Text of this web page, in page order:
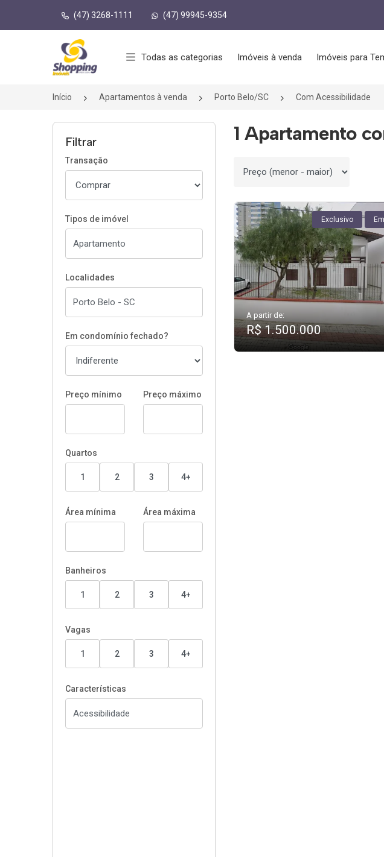
(47) 3268-1111 (47) 99945-9354
Página inicial
Todas as categorias Imóveis à venda Imóveis para
Início Apartamentos à venda Porto Belo/SC Com Acessibilidade
Filtrar
Transação
Tipos de imóvel
Localidades
Em condomínio fechado?
Preço mínimo Preço máximo
Quartos
1 2 3 4+
Área mínima Área máxima
Banheiros
1 2 3 4+
Vagas
1 2 3 4+
Características
1 Apartamento
Ordenar por
Exclusivo
A partir de:
R$ 1.500.000